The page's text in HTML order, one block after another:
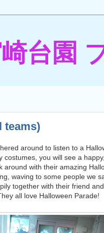
台園
teams)
around to listen to a
costumes, you will see a
around with their amazing
waving to some people we
together with their friend
all love Halloween Parade!